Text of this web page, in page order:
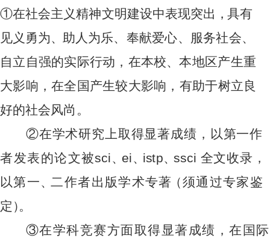
①在社会主 义精神文明建设中表现突出 ，具有
见义 勇为、 助人为乐、奉献爱心、服务社会、
自立自强的实际行动，在本校、本地区产生重
大影响，在全国产生较大影响，有助于树立良
好的社会风尚。
②在学术研究上取得显著成绩， 以第一作
者发表的论文被sci、 ei、 istp、ssci 全文收录 ，
以第一、二作者出 版学术专著（须通 过专家鉴
定 ）。
③在学科竞赛方面取得显著成绩，在 国 际